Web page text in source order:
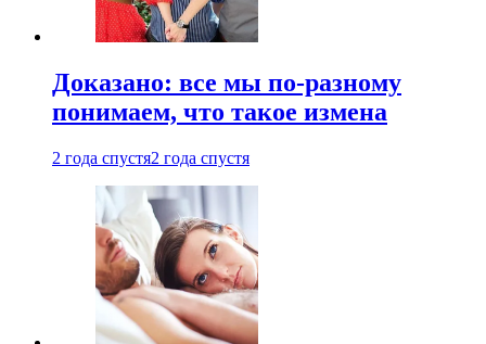
Доказано: все мы по-разному
понимаем, что такое измена
2 года спустя2 года спустя